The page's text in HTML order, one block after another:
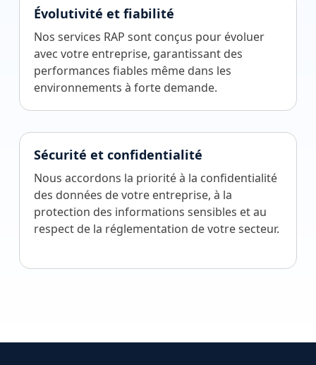
Évolutivité et fiabilité
Nos services RAP sont conçus pour évoluer
avec votre entreprise, garantissant des
performances fiables même dans les
environnements à forte demande.
Sécurité et confidentialité
Nous accordons la priorité à la confidentialité
des données de votre entreprise, à la
protection des informations sensibles et au
respect de la réglementation de votre secteur.